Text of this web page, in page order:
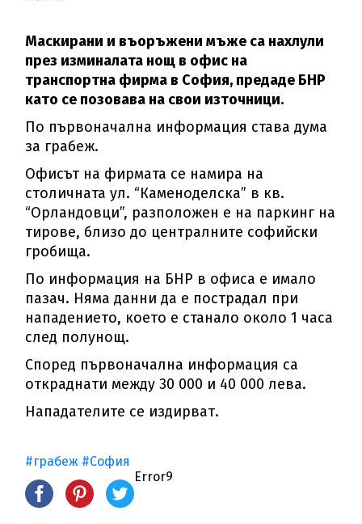
Маскирани и въоръжени мъже са нахлули
през изминалата нощ в офис на
транспортна фирма в София, предаде БНР
като се позовава на свои източници.
По първоначална информация става дума
за грабеж.
Офисът на фирмата се намира на
столичната ул. “Каменоделска” в кв.
“Орландовци”, разположен е на паркинг на
тирове, близо до централните софийски
гробища.
По информация на БНР в офиса е имало
пазач. Няма данни да е пострадал при
нападението, което е станало около 1 часа
след полунощ.
Според първоначална информация са
откраднати между 30 000 и 40 000 лева.
Нападателите се издирват.
#грабеж #София
Error9